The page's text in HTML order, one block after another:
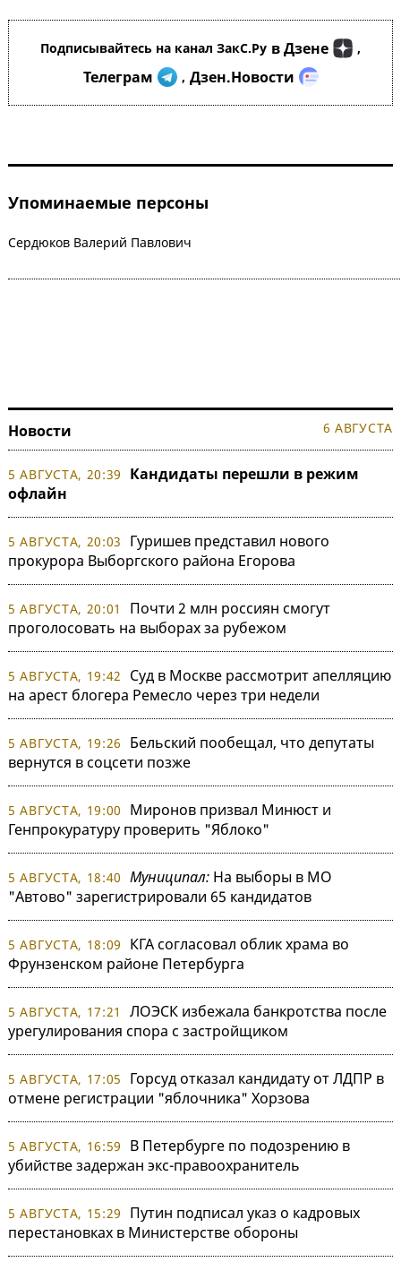
Подписывайтесь на канал ЗакС.Ру в Дзене ,
Телеграм , Дзен.Новости
Упоминаемые персоны
Сердюков Валерий Павлович
Новости 6 АВГУСТА
5 АВГУСТА, 20:39
Кандидаты перешли в режим
офлайн
5 АВГУСТА, 20:03
Гуришев представил нового
прокурора Выборгского района Егорова
5 АВГУСТА, 20:01
Почти 2 млн россиян смогут
проголосовать на выборах за рубежом
5 АВГУСТА, 19:42
Суд в Москве рассмотрит апелляцию
на арест блогера Ремесло через три недели
5 АВГУСТА, 19:26
Бельский пообещал, что депутаты
вернутся в соцсети позже
5 АВГУСТА, 19:00
Миронов призвал Минюст и
Генпрокуратуру проверить "Яблоко"
5 АВГУСТА, 18:40 Муниципал: На выборы в МО
"Автово" зарегистрировали 65 кандидатов
5 АВГУСТА, 18:09
КГА согласовал облик храма во
Фрунзенском районе Петербурга
5 АВГУСТА, 17:21
ЛОЭСК избежала банкротства после
урегулирования спора с застройщиком
5 АВГУСТА, 17:05
Горсуд отказал кандидату от ЛДПР в
отмене регистрации "яблочника" Хорзова
5 АВГУСТА, 16:59
В Петербурге по подозрению в
убийстве задержан экс-правоохранитель
5 АВГУСТА, 15:29
Путин подписал указ о кадровых
перестановках в Министерстве обороны